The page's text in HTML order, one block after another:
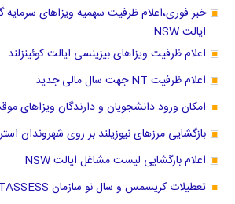
خبر فوری،اعلام ظرفیت سهمیه ویزاهای سرمایه
ایالت NSW
اعلام ظرفیت ویزاهای بیزینسی ایالت کوئینزلند
اعلام ظرفیت NT جهت سال مالی جدید
امکان ورود دانشجویان و دارندگان ویزاهای موقت
بازگشایی مرزهای نیوزیلند بر روی شهروندان
اعلام بازگشایی لیست مشاغل ایالت NSW
تعطیلات کریسمس و سال نو سازمان VETASSESS